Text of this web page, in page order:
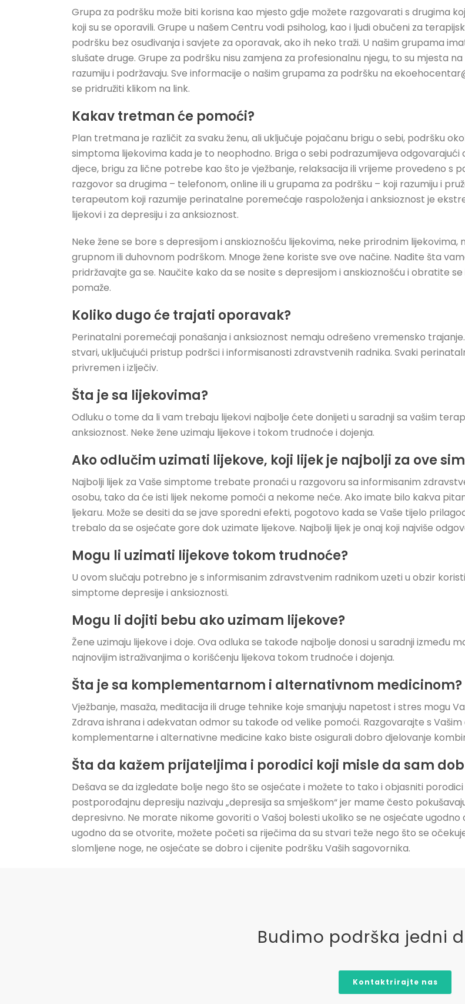
Grupa za podršku može biti korisna kao mjesto gdje možete razgovarati s drugima
koji su se oporavili. Grupe u našem Centru vodi psiholog, kao i ljudi obučeni za
podršku bez osuđivanja i savjete za oporavak, ako ih neko traži. U našim grupama
slušate druge. Grupe za podršku nisu zamjena za profesionalnu njegu, to su mjesta
razumiju i podržavaju. Sve informacije o našim grupama za podršku na
se pridružiti klikom na link.
Kakav tretman će pomoći?
Plan tretmana je različit za svaku ženu, ali uključuje pojačanu brigu o sebi, podršku
simptoma lijekovima kada je to neophodno. Briga o sebi podrazumijeva
djece, brigu za lične potrebe kao što je vježbanje, relaksacija ili vrijeme provedeno s
razgovor sa drugima – telefonom, online ili u grupama za podršku – koji razumiju i
terapeutom koji razumije perinatalne poremećaje raspoloženja i anksioznost je
lijekovi i za depresiju i za anksioznost.
Neke žene se bore s depresijom i anskioznošću lijekovima, neke prirodnim
grupnom ili duhovnom podrškom. Mnoge žene koriste sve ove načine. Nađite šta
pridržavajte ga se. Naučite kako da se nosite s depresijom i anskioznošću i obratite
pomaže.
Koliko dugo će trajati oporavak?
Perinatalni poremećaji ponašanja i anksioznost nemaju odrešeno vremensko
stvari, uključujući pristup podršci i informisanosti zdravstvenih radnika. Svaki
privremen i izlječiv.
Šta je sa lijekovima?
Odluku o tome da li vam trebaju lijekovi najbolje ćete donijeti u saradnji sa vašim
anksioznost. Neke žene uzimaju lijekove i tokom trudnoće i dojenja.
Ako odlučim uzimati lijekove, koji lijek je najbolji za ove
Najbolji lijek za Vaše simptome trebate pronaći u razgovoru sa informisanim
osobu, tako da će isti lijek nekome pomoći a nekome neće. Ako imate bilo kakva
ljekaru. Može se desiti da se jave sporedni efekti, pogotovo kada se Vaše tijelo
trebalo da se osjećate gore dok uzimate lijekove. Najbolji lijek je onaj koji najviše
Mogu li uzimati lijekove tokom trudnoće?
U ovom slučaju potrebno je s informisanim zdravstvenim radnikom uzeti u obzir
simptome depresije i anksioznosti.
Mogu li dojiti bebu ako uzimam lijekove?
Žene uzimaju lijekove i doje. Ova odluka se takođe najbolje donosi u saradnji između
najnovijim istraživanjima o korišćenju lijekova tokom trudnoće i dojenja.
Šta je sa komplementarnom i alternativnom medicinom?
Vježbanje, masaža, meditacija ili druge tehnike koje smanjuju napetost i stres mogu
Zdrava ishrana i adekvatan odmor su takođe od velike pomoći. Razgovarajte s
komplementarne i alternativne medicine kako biste osigurali dobro djelovanje
Šta da kažem prijateljima i porodici koji misle da sam
Dešava se da izgledate bolje nego što se osjećate i možete to tako i objasniti
postporođajnu depresiju nazivaju „depresija sa smješkom“ jer mame često
depresivno. Ne morate nikome govoriti o Vašoj bolesti ukoliko se ne osjećate
ugodno da se otvorite, možete početi sa riječima da su stvari teže nego što se
slomljene noge, ne osjećate se dobro i cijenite podršku Vaših sagovornika.
Budimo podrška jedni
Kontaktrirajte nas